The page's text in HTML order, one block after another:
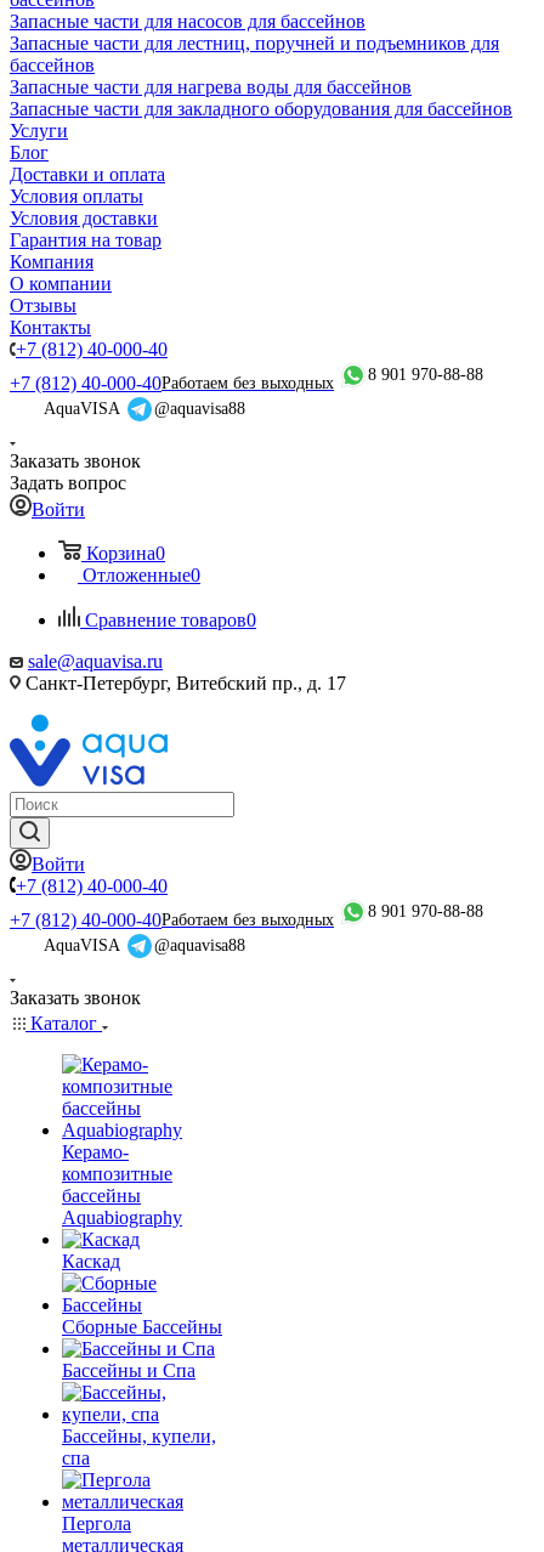
Запасные части для насосов для бассейнов
Запасные части для лестниц, поручней и подъемников для
бассейнов
Запасные части для нагрева воды для бассейнов
Запасные части для закладного оборудования для бассейнов
Услуги
Блог
Доставки и оплата
Условия оплаты
Условия доставки
Гарантия на товар
Компания
О компании
Отзывы
Контакты
+7 (812) 40-000-40
+7 (812) 40-000-40Работаем без выходных
8 901 970-88-88
AquaVISA
@aquavisa88
Заказать звонок
Задать вопрос
Войти
Корзина0
Отложенные0
Сравнение товаров0
sale@aquavisa.ru
Санкт-Петербург, Витебский пр., д. 17
Войти
+7 (812) 40-000-40
+7 (812) 40-000-40Работаем без выходных
8 901 970-88-88
AquaVISA
@aquavisa88
Заказать звонок
Каталог
Керамо-
композитные
бассейны
Aquabiography
Каскад
Сборные Бассейны
Бассейны и Спа
Бассейны, купели,
спа
Пергола
металлическая